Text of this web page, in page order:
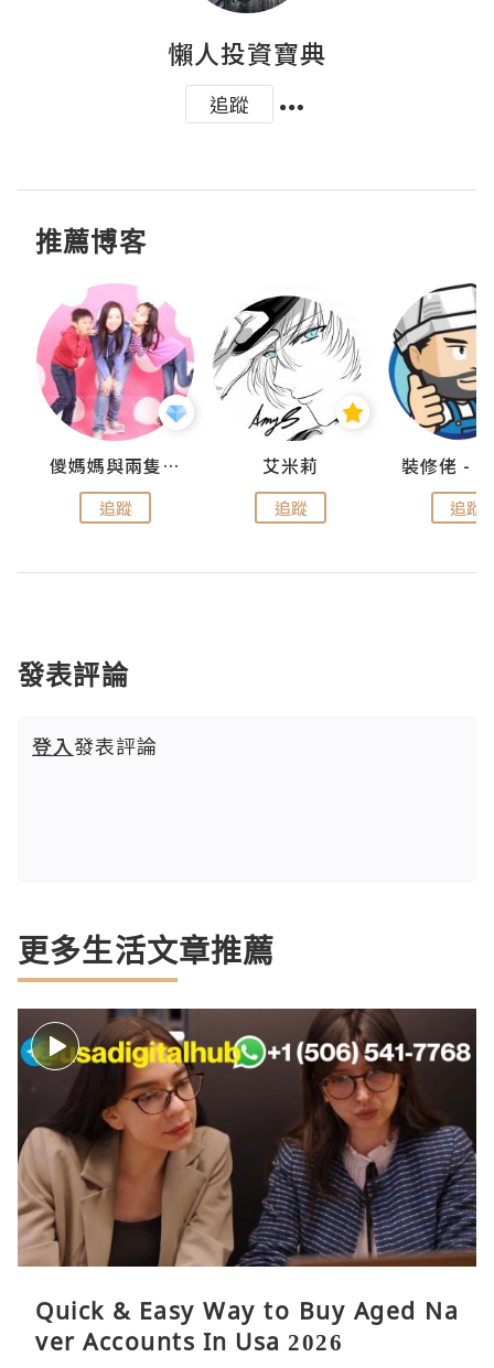
懶人投資寶典
追蹤
推薦博客
儍媽媽與兩隻小魔怪之家
追蹤
艾米莉
追蹤 追蹤
發表評論
登入發表評論
更多生活文章推薦
Quick & Easy Way to Buy Aged Na
ver Accounts In Usa 2026